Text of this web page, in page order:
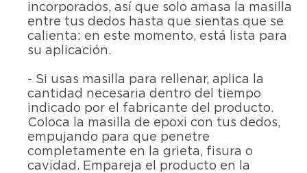
incorporados, así que solo amasa la masilla
entre tus dedos hasta que sientas que se
calienta: en este momento, está lista para
su aplicación.
- Si usas masilla para rellenar, aplica la
cantidad necesaria dentro del tiempo
indicado por el fabricante del producto.
Coloca la masilla de epoxi con tus dedos,
empujando para que penetre
completamente en la grieta, fisura o
cavidad. Empareja el producto en la